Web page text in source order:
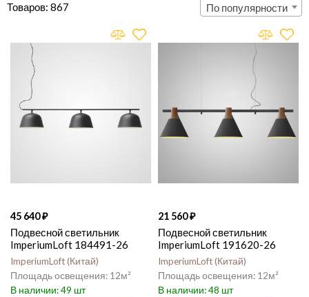
867 По популярности
45 640
Подвесной светильник
ImperiumLoft 184491-26
ImperiumLoft Китай
12
49
21 560
Подвесной светильник
ImperiumLoft 191620-26
ImperiumLoft Китай
12
48